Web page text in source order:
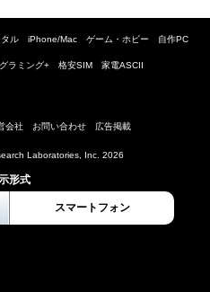
ル iPhone/Mac ゲーム・ホビー 自作PC
ラミング+ 格安SIM 家電ASCII
会社 お問い合わせ 広告掲載
Laboratories, Inc. 2026
形式
スマートフォン